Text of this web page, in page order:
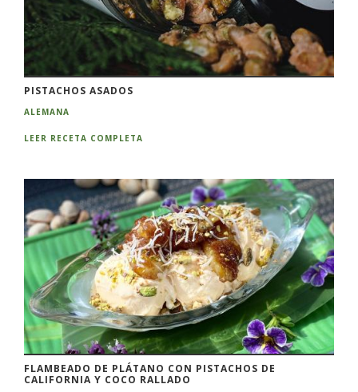
PISTACHOS ASADOS
ALEMANA
LEER RECETA COMPLETA
FLAMBEADO DE PLÁTANO CON PISTACHOS DE
CALIFORNIA Y COCO RALLADO